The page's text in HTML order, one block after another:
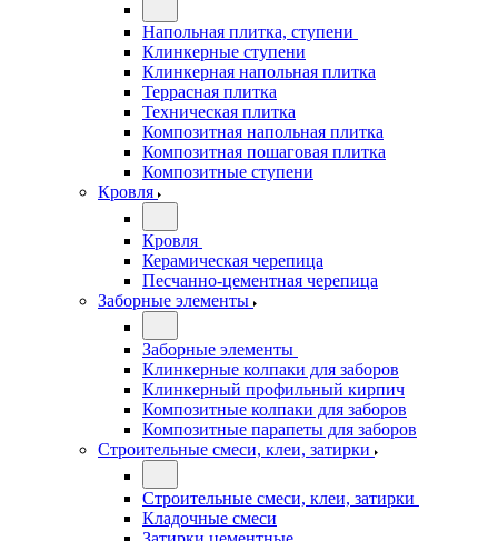
Напольная плитка, ступени
Клинкерные ступени
Клинкерная напольная плитка
Террасная плитка
Техническая плитка
Композитная напольная плитка
Композитная пошаговая плитка
Композитные ступени
Кровля
Кровля
Керамическая черепица
Песчанно-цементная черепица
Заборные элементы
Заборные элементы
Клинкерные колпаки для заборов
Клинкерный профильный кирпич
Композитные колпаки для заборов
Композитные парапеты для заборов
Строительные смеси, клеи, затирки
Строительные смеси, клеи, затирки
Кладочные смеси